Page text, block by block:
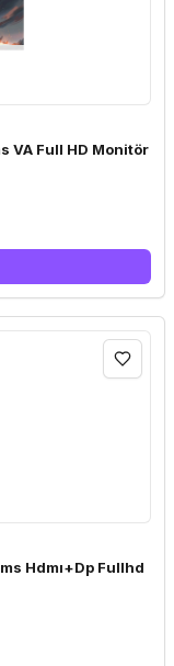
VA Full HD Monitör
Hdmı+Dp Fullhd